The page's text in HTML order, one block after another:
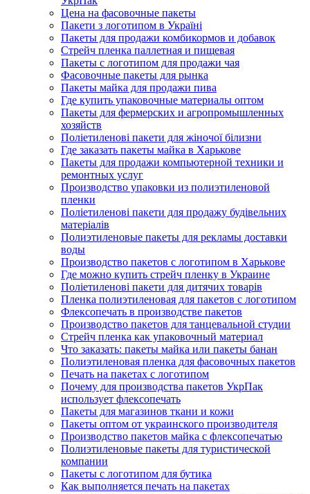
Цена на фасовочные пакеты
Пакети з логотипом в Україні
Пакеты для продажи комбикормов и добавок
Стрейч пленка паллетная и пищевая
Пакеты с логотипом для продажи чая
Фасовочные пакеты для рынка
Пакеты майка для продажи пива
Где купить упаковочные материалы оптом
Пакеты для фермерских и агропромышленных
хозяйств
Поліетиленові пакети для жіночої білизни
Где заказать пакеты майка в Харькове
Пакеты для продажи компьютерной техники и
ремонтных услуг
Производство упаковки из полиэтиленовой
пленки
Поліетиленові пакети для продажу будівельних
матеріалів
Полиэтиленовые пакеты для рекламы доставки
воды
Производство пакетов с логотипом в Харькове
Где можно купить стрейч пленку в Украине
Поліетиленові пакети для дитячих товарів
Пленка полиэтиленовая для пакетов с логотипом
Флексопечать в производстве пакетов
Производство пакетов для танцевальной студии
Стрейч пленка как упаковочный материал
Что заказать: пакеты майка или пакеты банан
Полиэтиленовая пленка для фасовочных пакетов
Печать на пакетах с логотипом
Почему для производства пакетов УкрПак
использует флексопечать
Пакеты для магазинов ткани и кожи
Пакеты оптом от украинского производителя
Производство пакетов майка с флексопечатью
Полиэтиленовые пакеты для туристической
компании
Пакеты с логотипом для бутика
Как выполняется печать на пакетах